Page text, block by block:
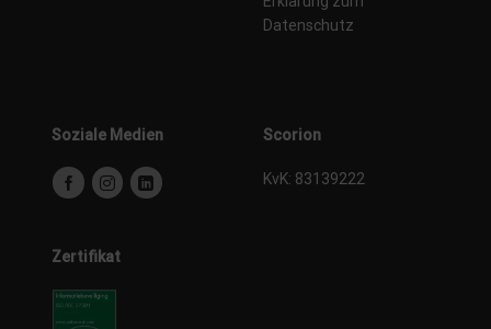
Datenschutz
Soziale Medien Scorion
KvK: 83139222
Zertifikat